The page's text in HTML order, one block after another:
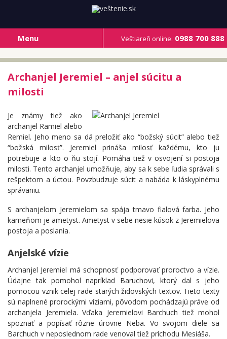
Veštiareň online: 0988 700 888
Menu
Archanjel Jeremiel – anjel súcitu a
milosti
Je známy tiež ako
archanjel Ramiel alebo
Remiel. Jeho meno sa dá preložiť ako “božský súcit” alebo tiež
“božská milosť”. Jeremiel prináša milosť každému, kto ju
potrebuje a kto o ňu stojí. Pomáha tiež v osvojení si postoja
milosti. Tento archanjel umožňuje, aby sa k sebe ľudia správali s
rešpektom a úctou. Povzbudzuje súcit a nabáda k láskyplnému
správaniu.
S archanjelom Jeremielom sa spája tmavo fialová farba. Jeho
kameňom je ametyst. Ametyst v sebe nesie kúsok z Jeremielova
postoja a poslania.
Anjelské vízie
Archanjel Jeremiel má schopnosť podporovať proroctvo a vízie.
Údajne tak pomohol napríklad Baruchovi, ktorý dal s jeho
pomocou vznik celej rade starých židovských textov. Tieto texty
sú naplnené prorockými víziami, pôvodom pochádzajú práve od
archanjela Jeremiela. Vďaka Jeremielovi Barchuch tiež mohol
spoznať a popísať rôzne úrovne Neba. Vo svojom diele sa
Barchuch v neposlednom rade venoval tiež príchodu Mesiáša.